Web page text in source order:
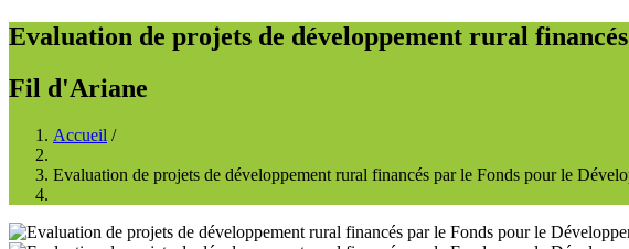
Evaluation de projets de développement rural
Fil d'Ariane
Accueil /
Evaluation de projets de développement rural financés par le Fonds pour le